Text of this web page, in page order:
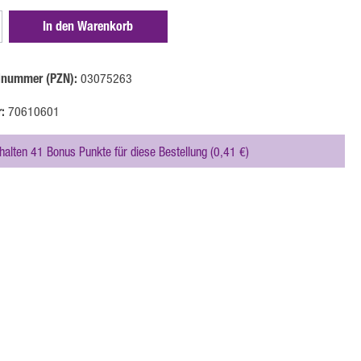
Gib den gewünschten Wert ein oder
In den Warenkorb
(PZN): 03075263
70610601
41 Bonus Punkte für diese Bestellung (0,41 €)